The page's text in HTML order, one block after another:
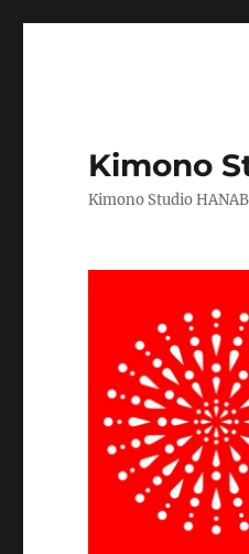
Kimono
Kimono Studio